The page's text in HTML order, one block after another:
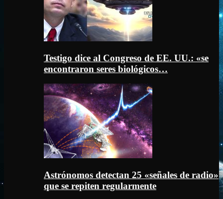
Testigo dice al Congreso de EE. UU.: «se
encontraron seres biológicos…
Astrónomos detectan 25 «señales de radio»
que se repiten regularmente